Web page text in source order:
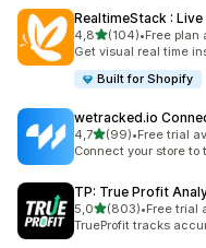
RealtimeStack :
4,85 yıldız üzerinden
(104)
toplam 104•Free plan
Get visual real time
Built for Shopify
wetracked.io
4,75 yıldız üzerinden
(99)
toplam 99•Free trial
Connect your store
TP: True Profit
5,05 yıldız üzerinden
(803)
toplam 803•Free trial
TrueProfit tracks